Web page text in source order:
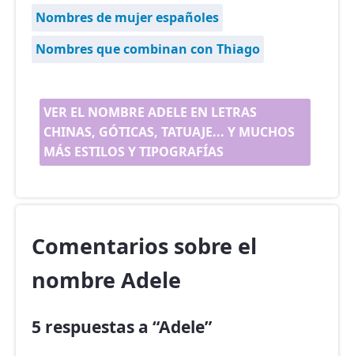
Nombres de mujer españoles
Nombres que combinan con Thiago
VER EL NOMBRE ADELE EN LETRAS
CHINAS, GÓTICAS, TATUAJE... Y MUCHOS
MÁS ESTILOS Y TIPOGRAFÍAS
Comentarios sobre el
nombre Adele
5 respuestas a “Adele”